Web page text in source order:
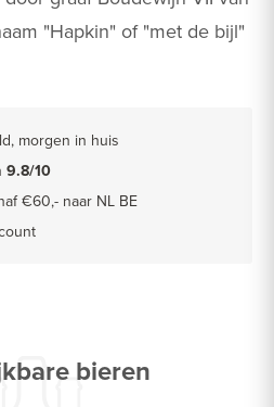
"Hapkin" of "met de bijl"
morgen in huis
9.8/10
€60,- naar NL BE
bieren